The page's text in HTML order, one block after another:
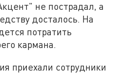
не пострадал, а
досталось. На
потратить
кармана.
приехали сотрудники